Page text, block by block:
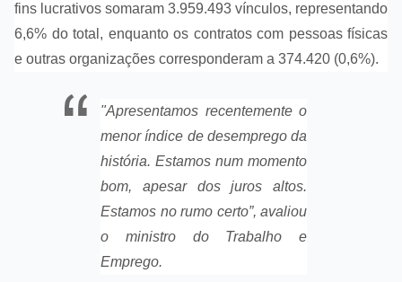
fins lucrativos somaram 3.959.493 vínculos, representando
6,6% do total, enquanto os contratos com pessoas físicas
e outras organizações corresponderam a 374.420 (0,6%).
"Apresentamos recentemente o
menor índice de desemprego da
história. Estamos num momento
bom, apesar dos juros altos.
Estamos no rumo certo”, avaliou
o ministro do Trabalho e
Emprego.